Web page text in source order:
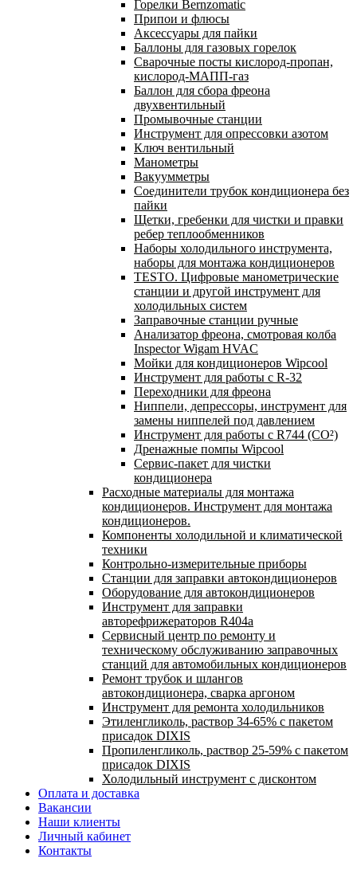
Горелки Bernzomatic
Припои и флюсы
Аксессуары для пайки
Баллоны для газовых горелок
Сварочные посты кислород-пропан,
кислород-МАПП-газ
Баллон для сбора фреона
двухвентильный
Промывочные станции
Инструмент для опрессовки азотом
Ключ вентильный
Манометры
Вакуумметры
Соединители трубок кондиционера без
пайки
Щетки, гребенки для чистки и правки
ребер теплообменников
Наборы холодильного инструмента,
наборы для монтажа кондиционеров
TESTO. Цифровые манометрические
станции и другой инструмент для
холодильных систем
Заправочные станции ручные
Анализатор фреона, смотровая колба
Inspector Wigam HVAC
Мойки для кондиционеров Wipcool
Инструмент для работы с R-32
Переходники для фреона
Ниппели, депрессоры, инструмент для
замены ниппелей под давлением
Инструмент для работы с R744 (CO²)
Дренажные помпы Wipcool
Сервис-пакет для чистки
кондиционера
Расходные материалы для монтажа
кондиционеров. Инструмент для монтажа
кондиционеров.
Компоненты холодильной и климатической
техники
Контрольно-измерительные приборы
Станции для заправки автокондиционеров
Оборудование для автокондиционеров
Инструмент для заправки
авторефрижераторов R404a
Сервисный центр по ремонту и
техническому обслуживанию заправочных
станций для автомобильных кондиционеров
Ремонт трубок и шлангов
автокондиционера, сварка аргоном
Инструмент для ремонта холодильников
Этиленгликоль, раствор 34-65% с пакетом
присадок DIXIS
Пропиленгликоль, раствор 25-59% с пакетом
присадок DIXIS
Холодильный инструмент с дисконтом
Оплата и доставка
Вакансии
Наши клиенты
Личный кабинет
Контакты